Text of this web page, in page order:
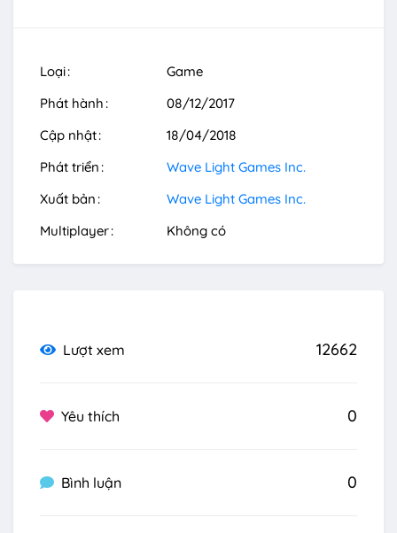
Loại
Game
Phát hành
08/12/2017
Cập nhật
18/04/2018
Phát triển
Wave Light Games Inc.
Xuất bản
Wave Light Games Inc.
Multiplayer
Không có
Lượt xem 12662
Yêu thích 0
Bình luận 0